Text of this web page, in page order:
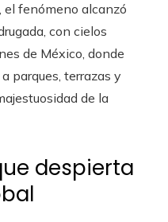
el fenómeno alcanzó
con cielos
de México, donde
parques, terrazas y
de la
despierta